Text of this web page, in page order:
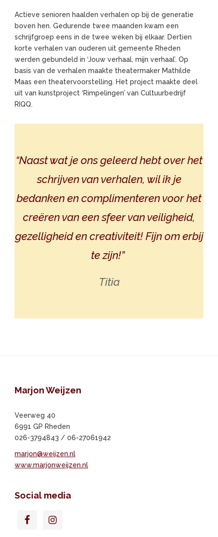
Actieve senioren haalden verhalen op bij de generatie
boven hen. Gedurende twee maanden kwam een
schrijfgroep eens in de twee weken bij elkaar. Dertien
korte verhalen van ouderen uit gemeente Rheden
werden gebundeld in ‘Jouw verhaal, mijn verhaal’. Op
basis van de verhalen maakte theatermaker Mathilde
Maas een theatervoorstelling. Het project maakte deel
uit van kunstproject ‘Rimpelingen’ van Cultuurbedrijf
RIQQ.
“Naast wat je ons geleerd hebt over het
schrijven van verhalen, wil ik je
bedanken en complimenteren voor het
creëren van een sfeer van veiligheid,
gezelligheid en creativiteit! Fijn om erbij
te zijn!”
Titia
FooterMarjon Weijzen
Veerweg 40
6991 GP Rheden
026-3794843 / 06-27061942
marjon@weijzen.nl
www.marjonweijzen.nl
Social media